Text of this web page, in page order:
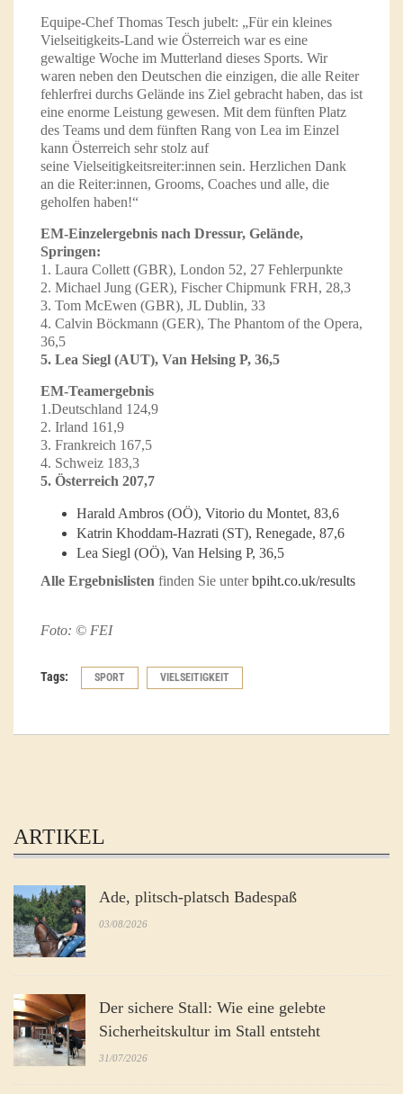
Equipe-Chef Thomas Tesch jubelt: „Für ein kleines
Vielseitigkeits-Land wie Österreich war es eine
gewaltige Woche im Mutterland dieses Sports. Wir
waren neben den Deutschen die einzigen, die alle Reiter
fehlerfrei durchs Gelände ins Ziel gebracht haben, das ist
eine enorme Leistung gewesen. Mit dem fünften Platz
des Teams und dem fünften Rang von Lea im Einzel
kann Österreich sehr stolz auf
seine Vielseitigkeitsreiter:innen sein. Herzlichen Dank
an die Reiter:innen, Grooms, Coaches und alle, die
geholfen haben!“
EM-Einzelergebnis nach Dressur, Gelände,
Springen:
1. Laura Collett (GBR), London 52, 27 Fehlerpunkte
2. Michael Jung (GER), Fischer Chipmunk FRH, 28,3
3. Tom McEwen (GBR), JL Dublin, 33
4. Calvin Böckmann (GER), The Phantom of the Opera,
36,5
5. Lea Siegl (AUT), Van Helsing P, 36,5
EM-Teamergebnis
1.Deutschland 124,9
2. Irland 161,9
3. Frankreich 167,5
4. Schweiz 183,3
5. Österreich 207,7
Harald Ambros (OÖ), Vitorio du Montet, 83,6
Katrin Khoddam-Hazrati (ST), Renegade, 87,6
Lea Siegl (OÖ), Van Helsing P, 36,5
Alle Ergebnislisten finden Sie unterbpiht.co.uk/results
Foto: © FEI
Tags: SPORT VIELSEITIGKEIT
ARTIKEL
Ade, plitsch-platsch Badespaß
03/08/2026
Der sichere Stall: Wie eine gelebte
Sicherheitskultur im Stall entsteht
31/07/2026